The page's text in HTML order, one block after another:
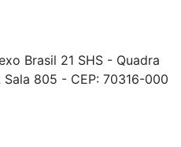
Brasil 21 SHS - Quadra
805 - CEP: 70316-000